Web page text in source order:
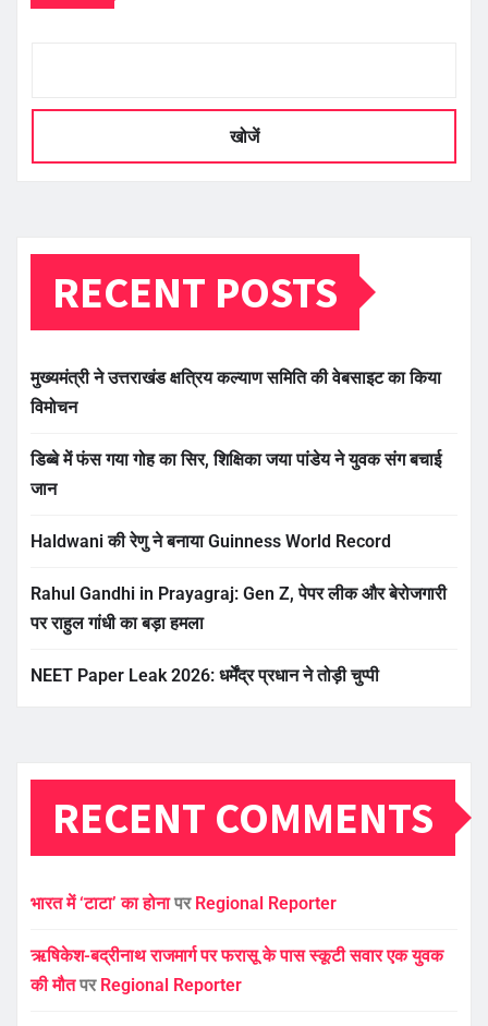
खोजें
RECENT POSTS
मुख्यमंत्री ने उत्तराखंड क्षत्रिय कल्याण समिति की वेबसाइट का किया
विमोचन
डिब्बे में फंस गया गोह का सिर, शिक्षिका जया पांडेय ने युवक संग बचाई
जान
Haldwani की रेणु ने बनाया Guinness World Record
Rahul Gandhi in Prayagraj: Gen Z, पेपर लीक और बेरोजगारी
पर राहुल गांधी का बड़ा हमला
NEET Paper Leak 2026: धर्मेंद्र प्रधान ने तोड़ी चुप्पी
RECENT COMMENTS
भारत में ‘टाटा’ का होनापर Regional Reporter
ऋषिकेश-बद्रीनाथ राजमार्ग पर फरासू के पास स्कूटी सवार एक युवक
की मौतपर Regional Reporter